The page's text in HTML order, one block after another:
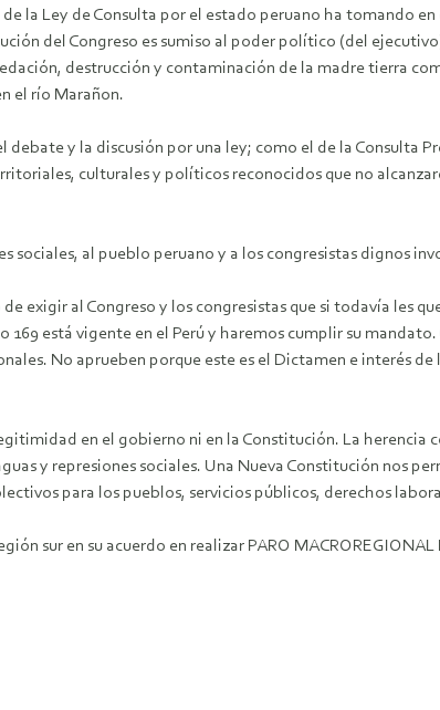
la Ley de Consulta por el estado peruano ha tomando
del Congreso es sumiso al poder político (del
destrucción y contaminación de la madre tierra
el río Marañon.
y la discusión por una ley; como el de la Consulta
culturales y políticos reconocidos que no
sociales, al pueblo peruano y a los congresistas dignos
exigir al Congreso y los congresistas que si todavía les
169 está vigente en el Perú y haremos cumplir su
No aprueben porque este es el Dictamen e interés
en el gobierno ni en la Constitución. La
y represiones sociales. Una Nueva Constitución nos
para los pueblos, servicios públicos, derechos
sur en su acuerdo en realizar PARO